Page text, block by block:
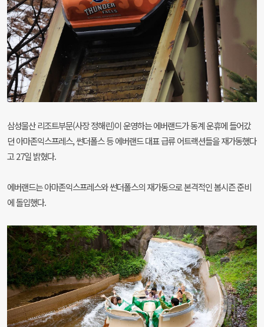
삼성물산 리조트부문(사장 정해린)이 운영하는 에버랜드가 동계 운휴에 들어갔
던 아마존익스프레스, 썬더폴스 등 에버랜드 대표 급류 어트랙션들을 재가동했다
고 27일 밝혔다.
에버랜드는 아마존익스프레스와 썬더폴스의 재가동으로 본격적인 봄시즌 준비
에 돌입했다.